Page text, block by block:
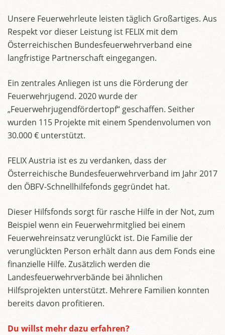
Unsere Feuerwehrleute leisten täglich Großartiges. Aus
Respekt vor dieser Leistung ist FELIX mit dem
Österreichischen Bundesfeuerwehrverband eine
langfristige Partnerschaft eingegangen.
Ein zentrales Anliegen ist uns die Förderung der
Feuerwehrjugend. 2020 wurde der
„Feuerwehrjugendfördertopf“ geschaffen. Seither
wurden 115 Projekte mit einem Spendenvolumen von
30.000 € unterstützt.
FELIX Austria ist es zu verdanken, dass der
Österreichische Bundesfeuerwehrverband im Jahr 2017
den ÖBFV-Schnellhilfefonds gegründet hat.
Dieser Hilfsfonds sorgt für rasche Hilfe in der Not, zum
Beispiel wenn ein Feuerwehrmitglied bei einem
Feuerwehreinsatz verunglückt ist. Die Familie der
verunglückten Person erhält dann aus dem Fonds eine
finanzielle Hilfe. Zusätzlich werden die
Landesfeuerwehrverbände bei ähnlichen
Hilfsprojekten unterstützt. Mehrere Familien konnten
bereits davon profitieren.
Du willst mehr dazu erfahren?